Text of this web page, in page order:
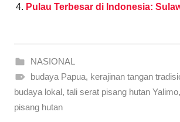
Pulau Terbesar di Indonesia:
NASIONAL
budaya Papua, kerajinan tangan
budaya lokal, tali serat pisang hutan Yalimo,
pisang hutan